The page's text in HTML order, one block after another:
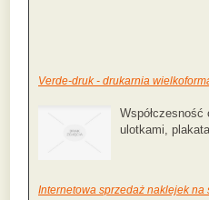
Verde-druk - drukarnia
ulotkami,
Internetowa sprzedaż naklejek na